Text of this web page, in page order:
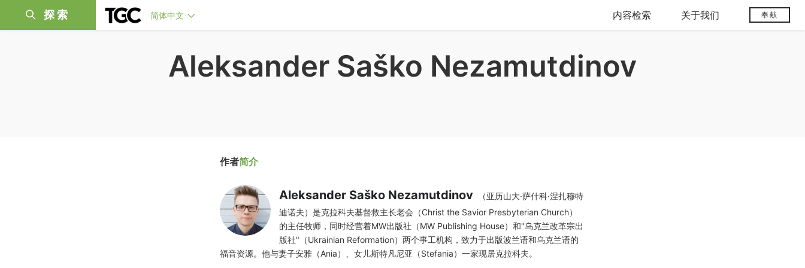
探索 简体中文 内容检索 关于我们 奉献
Aleksander Saško Nezamutdinov
作者简介
Aleksander Saško Nezamutdinov
（亚历山大·萨什科·涅扎穆特
迪诺夫）是克拉科夫基督救主长老会（Christ the Savior Presbyterian Church）
的主任牧师，同时经营着MW出版社（MW Publishing House）和"乌克兰改革宗出
版社"（Ukrainian Reformation）两个事工机构，致力于出版波兰语和乌克兰语的
福音资源。他与妻子安雅（Ania）、女儿斯特凡尼亚（Stefania）一家现居克拉科夫。